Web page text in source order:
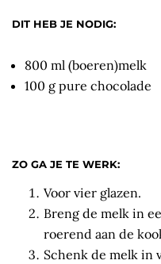
DIT HEB JE NODIG:
800 ml (boeren)melk
100 g pure chocolade
ZO GA JE TE WERK:
Voor vier glazen.
Breng de melk in
roerend aan de
Schenk de melk in